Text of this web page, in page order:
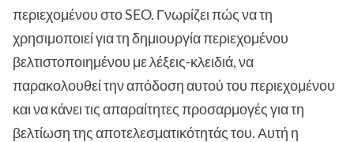
περιεχομένου στο SEO. Γνωρίζει πώς να τη
χρησιμοποιεί για τη δημιουργία περιεχομένου
βελτιστοποιημένου με λέξεις-κλειδιά, να
παρακολουθεί την απόδοση αυτού του περιεχομένου
και να κάνει τις απαραίτητες προσαρμογές για τη
βελτίωση της αποτελεσματικότητάς του. Αυτή η